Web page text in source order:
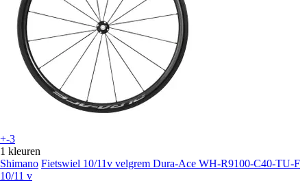
+-3
1 kleuren
Shimano Fietswiel 10/11v velgrem Dura-Ace WH-R9100-C40-TU-F
10/11 v